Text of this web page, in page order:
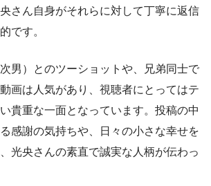
さん自身がそれらに対して丁寧に返信
です。
男）とのツーショットや、兄弟同士で
画は人気があり、視聴者にとってはテ
貴重な一面となっています。投稿の中
感謝の気持ちや、日々の小さな幸せを
光央さんの素直で誠実な人柄が伝わっ